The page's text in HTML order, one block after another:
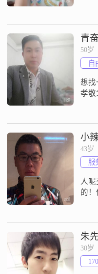
对
光
丧偶
的、
生活
青
50岁
自
想找
孝敬
小
43岁
服
人
的！
朱
30岁